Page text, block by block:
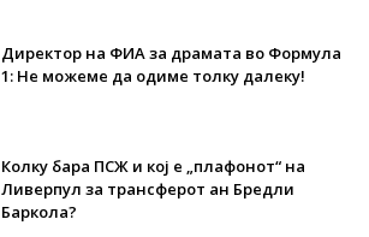
Директор на ФИА за драмата во Формула
1: Не можеме да одиме толку далеку!
Колку бара ПСЖ и кој е „плафонот“ на
Ливерпул за трансферот ан Бредли
Баркола?